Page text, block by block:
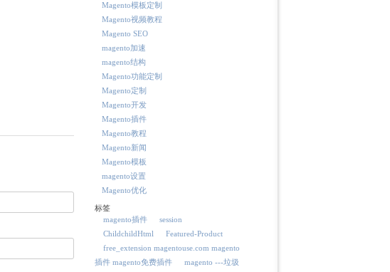
Magento模板定制
Magento视频教程
Magento SEO
magento加速
magento结构
Magento功能定制
Magento定制
Magento开发
Magento插件
Magento教程
Magento新闻
Magento模板
magento设置
Magento优化
标签
magento插件
session
ChildchildHtml
Featured-Product
free_extension magentouse.com magento
插件 magento免费插件
magento ---垃圾